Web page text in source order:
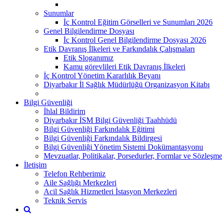
Sunumlar
İç Kontrol Eğitim Görselleri ve Sunumları 2026
Genel Bilgilendirme Dosyası
İç Kontrol Genel Bilgilendirme Dosyası 2026
Etik Davranış İlkeleri ve Farkındalık Çalışmaları
Etik Sloganımız
Kamu görevlileri Etik Davranış İlkeleri
İç Kontrol Yönetim Kararlılık Beyanı
Diyarbakır İl Sağlık Müdürlüğü Organizasyon Kitabı
Bilgi Güvenliği
İhlal Bildirim
Diyarbakır İSM Bilgi Güvenliği Taahhüdü
Bilgi Güvenliği Farkındalık Eğitimi
Bilgi Güvenliği Farkındalık Bildirgesi
Bilgi Güvenliği Yönetim Sistemi Dokümantasyonu
Mevzuatlar, Politikalar, Porsedurler, Formlar ve
İletişim
Telefon Rehberimiz
Aile Sağlığı Merkezleri
Acil Sağlık Hizmetleri İstasyon Merkezleri
Teknik Servis